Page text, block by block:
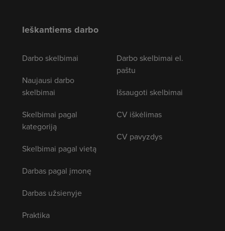
Ieškantiems darbo
Darbo skelbimai
Naujausi darbo
skelbimai
Skelbimai pagal
kategoriją
Skelbimai pagal vietą
Darbas pagal įmonę
Darbas užsienyje
Praktika
Darbo skelbimai el.
paštu
Išsaugoti skelbimai
CV iškėlimas
CV pavyzdys